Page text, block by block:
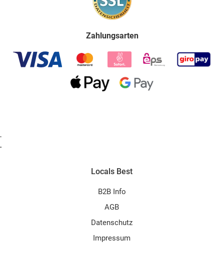
Zahlungsarten
.
.
Locals Best
B2B Info
AGB
Datenschutz
Impressum